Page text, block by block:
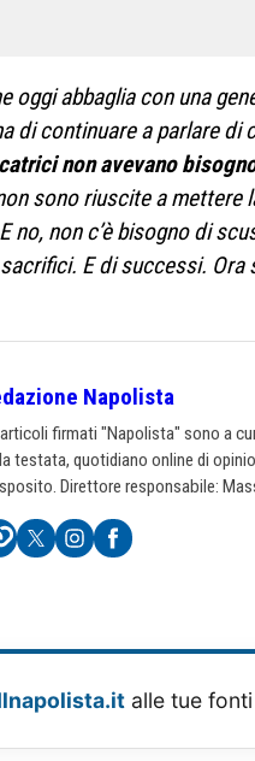
oggi abbaglia con una
di continuare a parlare di
non avevano
sono riuscite a mettere
no, non c’è bisogno di
E di successi.
Napolista
firmati "Napolista" sono a
testata, quotidiano online di
Direttore responsabile:
alle tue